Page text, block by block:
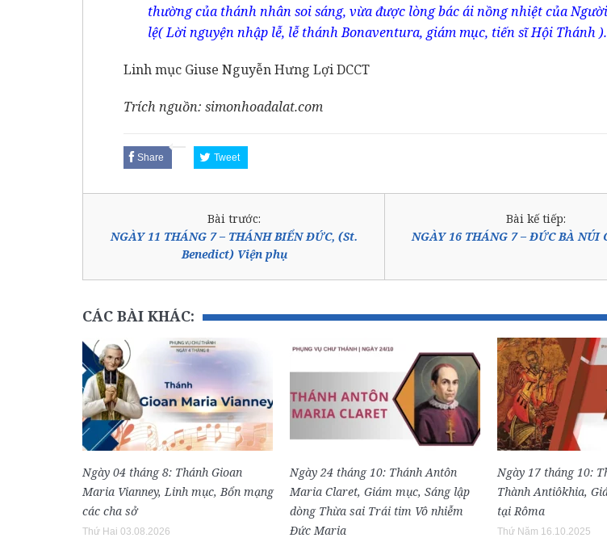
thường của thánh nhân soi sáng, vừa được lòng bác ái nồng nhiệt của
lệ( Lời nguyện nhập lễ, lễ thánh Bonaventura, giám mục, tiến sĩ Hội Thánh ).
Linh mục Giuse Nguyễn Hưng Lợi DCCT
Trích nguồn: simonhoadalat.com
Share Tweet
Bài trước:
NGÀY 11 THÁNG 7 – THÁNH BIỂN ĐỨC, (St.
Benedict) Viện phụ
Bài kế tiếp:
NGÀY 16 THÁNG 7 – ĐỨC BÀ NÚI
CÁC BÀI KHÁC:
Ngày 04 tháng 8: Thánh Gioan
Maria Vianney, Linh mục, Bổn mạng
các cha sở
Thứ Hai 03.08.2026
Ngày 24 tháng 10: Thánh Antôn
Maria Claret, Giám mục, Sáng lập
dòng Thừa sai Trái tim Vô nhiễm
Đức Maria
Ngày 17 tháng 10:
Thành Antiôkhia,
tại Rôma
Thứ Năm 16.10.2025